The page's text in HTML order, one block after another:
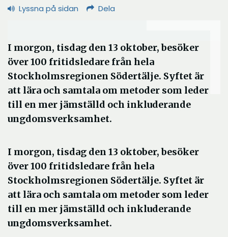
Lyssna på sidan Dela
I morgon, tisdag den 13 oktober, besöker
över 100 fritidsledare från hela
Stockholmsregionen Södertälje. Syftet är
att lära och samtala om metoder som leder
till en mer jämställd och inkluderande
ungdomsverksamhet.
I morgon, tisdag den 13 oktober, besöker
över 100 fritidsledare från hela
Stockholmsregionen Södertälje. Syftet är
att lära och samtala om metoder som leder
till en mer jämställd och inkluderande
ungdomsverksamhet.